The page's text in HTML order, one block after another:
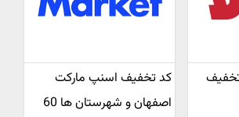
تخفیف
کد تخفیف اسنپ مارکت
اصفهان و شهرستان ها 60